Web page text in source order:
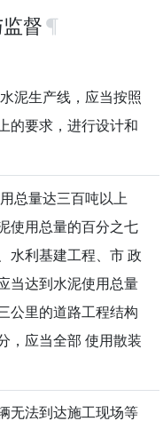
督
泥生产线，应当按照
的要求，进行设计和
总量达三百吨以上
使用总量的百分之七
水利基建工程、市 政
当达到水泥使用总量
公里的道路工程结构
，应当全部 使用散装
无法到达施工现场等